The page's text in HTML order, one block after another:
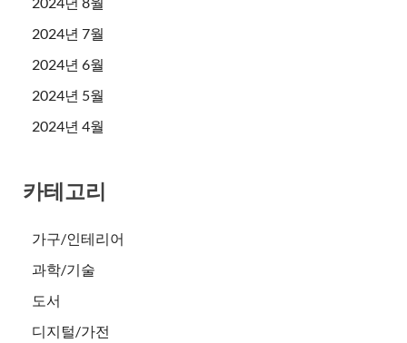
2024년 7월
2024년 6월
2024년 5월
2024년 4월
카테고리
가구/인테리어
과학/기술
도서
디지털/가전